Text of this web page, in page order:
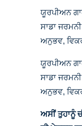
ਯੂਰਪੀਅਨ
ਸਾਡਾ
ਅਨੁਭਵ,
ਯੂਰਪੀਅਨ
ਸਾਡਾ
ਅਨੁਭਵ,
ਅਸੀਂ ਤੁਹਾਨੂੰ